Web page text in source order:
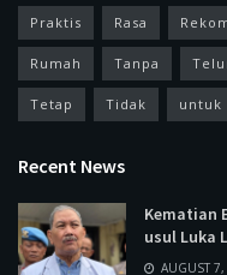
Praktis Rasa
Rumah Tanpa
Tetap Tidak untuk
Recent News
Kematian
usul Luka
AUGUST